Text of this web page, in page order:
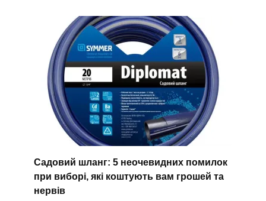
Садовий шланг: 5 неочевидних помилок
при виборі, які коштують вам грошей та
нервів